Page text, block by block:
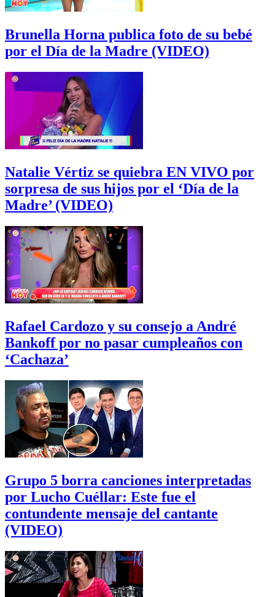
Brunella Horna publica foto de su bebé
por el Día de la Madre (VIDEO)
Natalie Vértiz se quiebra EN VIVO por
sorpresa de sus hijos por el ‘Día de la
Madre’ (VIDEO)
Rafael Cardozo y su consejo a André
Bankoff por no pasar cumpleaños con
‘Cachaza’
Grupo 5 borra canciones interpretadas
por Lucho Cuéllar: Este fue el
contundente mensaje del cantante
(VIDEO)